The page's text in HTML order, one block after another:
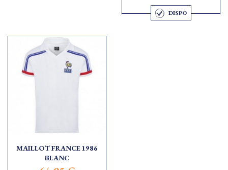
DISPO
MAILLOT FRANCE 1986
BLANC